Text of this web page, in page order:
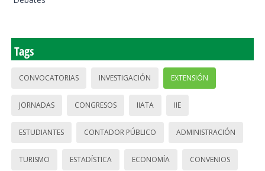
Tags
CONVOCATORIAS INVESTIGACIÓN EXTENSIÓN
JORNADAS CONGRESOS IIATA IIE
ESTUDIANTES CONTADOR PÚBLICO ADMINISTRACIÓN
TURISMO ESTADÍSTICA ECONOMÍA CONVENIOS